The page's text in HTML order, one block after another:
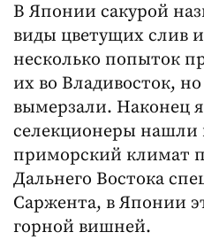
В Японии сакурой
виды цветущих слив
несколько попыток
их во Владивосток,
вымерзали. Наконец
селекционеры
приморский климат
Дальнего Востока
Саржента, в Японии
горной вишней.